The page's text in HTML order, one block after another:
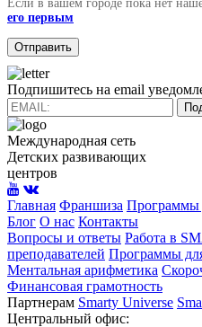
Если в вашем городе пока нет
его первым
Подпишитесь на email
Международная сеть
Детских развивающих
центров
Главная Франшиза Программы
Блог О нас Контакты
Вопросы и ответы Работа в
преподавателей Программы
Ментальная арифметика
Финансовая грамотность
Партнерам Smarty Universe
Центральный офис: